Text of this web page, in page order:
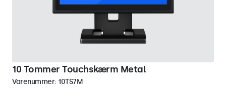
10 Tommer Touchskærm Metal
Varenummer: 10TS7M